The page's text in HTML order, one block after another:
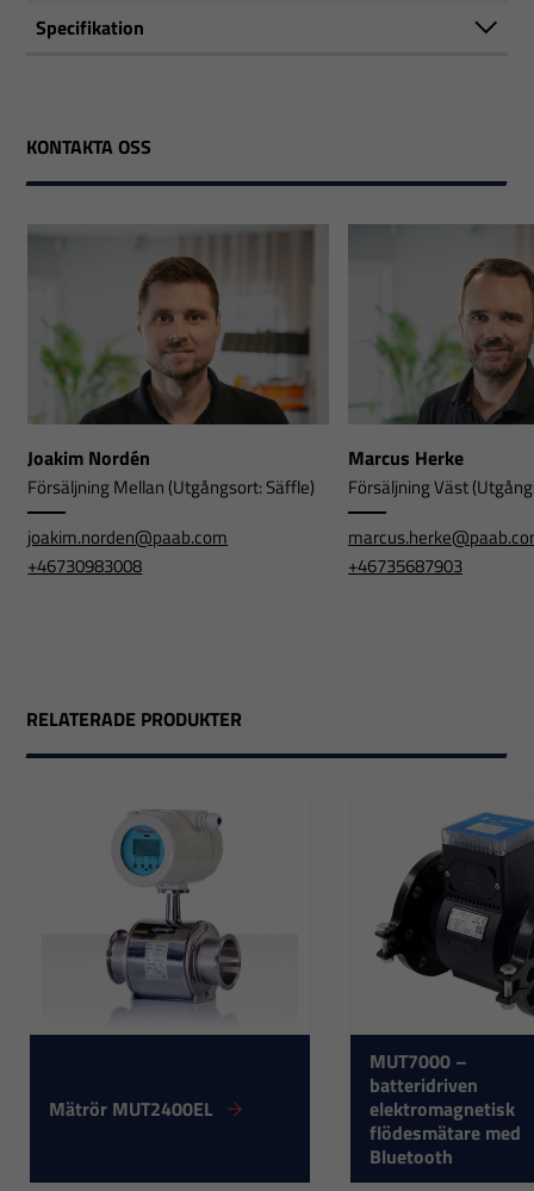
Specifikation
KONTAKTA OSS
Joakim Nordén
Försäljning Mellan (Utgångsort: Säffle)
joakim.norden@paab.com
+46730983008
Marcus Herke
Försäljning Väst
+46735687903
RELATERADE PRODUKTER
Mätrör MUT2400EL
MUT7000 –
batteridriven
elektromagnetisk
flödesmätare med
Bluetooth